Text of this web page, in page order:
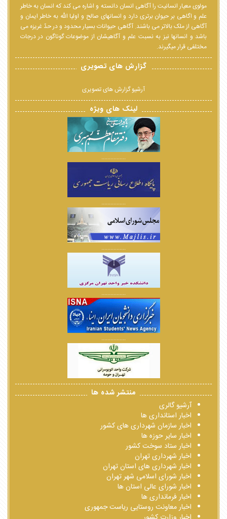
مولوی معیار انسانیت را آگاهی انسان دانسته و اشاره می کند که انسان به خاطر
علم و اگاهی بر حیوان برتری دارد و انسانهای صالح و اولیا الله به خاطر ایمان و
آگاهی از ملک بالاتر می باشند. آگاهی حیوانات بسیار محدود و در حدّ غریزه می
باشد و انسانها نیز به نسبت علم و آگاهیشان از موضوعات گوناگون در درجات
مختلفی قرار میگیرند.
گزارش های تصویری
آرشیو گزارش های تصویری
لینک های ویژه
................
................
................
................
................
منتشر شده ها
آرشیو گالری
اخبار استانداری ها
اخبار سازمان شهرداری های کشور
اخبار سایر حوزه ها
اخبار ستاد سوخت کشور
اخبار شهرداری تهران
اخبار شهرداری های استان تهران
اخبار شورای اسلامی شهر تهران
اخبار شورای عالی استان ها
اخبار فرمانداری ها
اخبار معاونت روستایی ریاست جمهوری